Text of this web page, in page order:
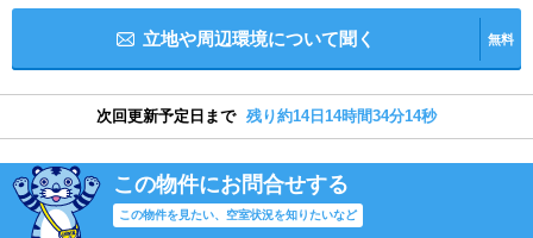
立地や周辺環境について聞く 無料
次回更新予定日まで 残り約14日14時間34分13秒
この物件にお問合せする
この物件を見たい、空室状況を知りたいなど